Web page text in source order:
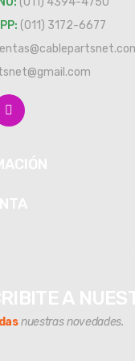
(011) 3172-6677
nuestras novedades.